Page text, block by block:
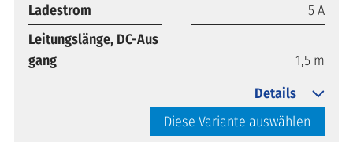
Ladestrom
5 A
Leitungslänge, DC-Aus
gang
1,5 m
Diese Variante auswählen
Details